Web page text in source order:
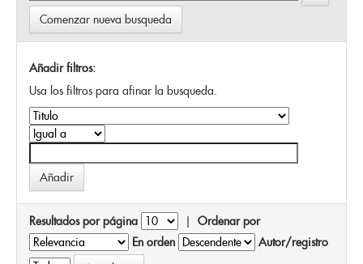
Comenzar nueva busqueda
Añadir filtros:
Usa los filtros para afinar la busqueda.
Resultados por página | Ordenar por
En orden
Autor/registro